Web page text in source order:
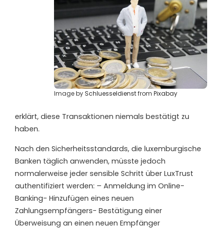
Image by Schluesseldienstfrom Pixabay
erklärt, diese Transaktionen niemals bestätigt zu
haben.
Nach den Sicherheitsstandards, die luxemburgische
Banken täglich anwenden, müsste jedoch
normalerweise jeder sensible Schritt über LuxTrust
authentifiziert werden: – Anmeldung im Online-
Banking- Hinzufügen eines neuen
Zahlungsempfängers- Bestätigung einer
Überweisung an einen neuen Empfänger